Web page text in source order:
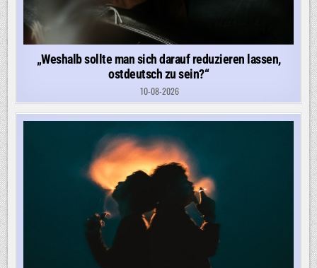
„Weshalb sollte man sich darauf reduzieren lassen,
ostdeutsch zu sein?“
10-08-2026